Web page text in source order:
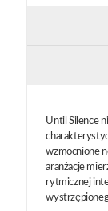
Until Silence
wzmocnione
aranżacje
rytmicznej